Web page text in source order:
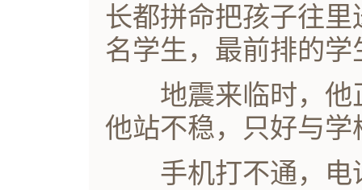
长都拼命把孩子往
名学生，最前排的
地震来临时，他
他站不稳，只好与
手机打不通，电